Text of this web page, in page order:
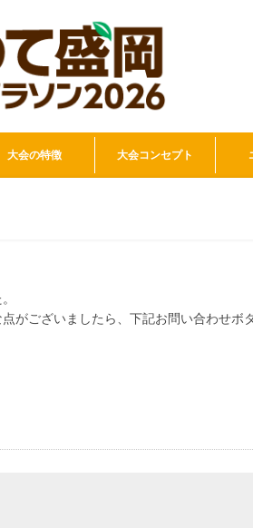
大会の特徴 大会コンセプト
がございましたら、下記お問い合わせボ